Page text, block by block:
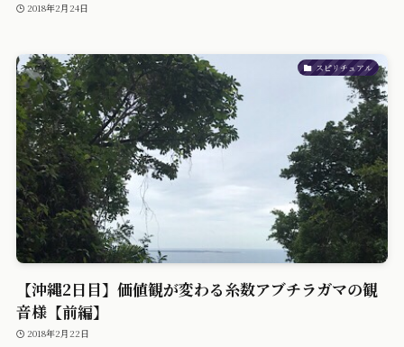
2018年2月24日
スピリチュアル
【沖縄2日目】価値観が変わる糸数アブチラガマの観
音様【前編】
2018年2月22日